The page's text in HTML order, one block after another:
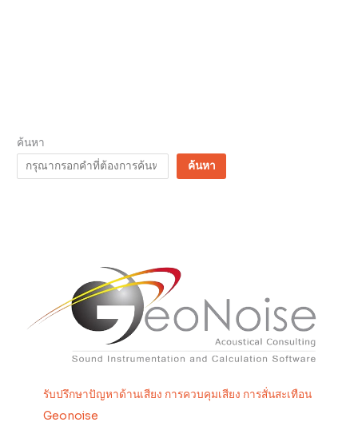
ค้นหา
ค้นหา
รับปรึกษาปัญหาด้านเสียง การควบคุมเสียง การสั่นสะเทือน
Geonoise